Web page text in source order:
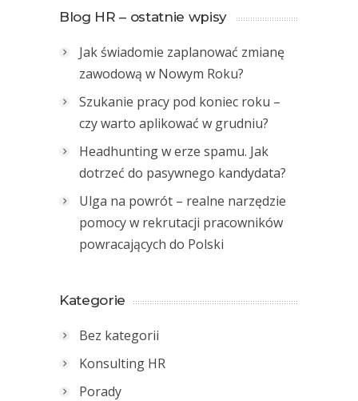
Blog HR – ostatnie wpisy
Jak świadomie zaplanować zmianę
zawodową w Nowym Roku?
Szukanie pracy pod koniec roku –
czy warto aplikować w grudniu?
Headhunting w erze spamu. Jak
dotrzeć do pasywnego kandydata?
Ulga na powrót – realne narzędzie
pomocy w rekrutacji pracowników
powracających do Polski
Kategorie
Bez kategorii
Konsulting HR
Porady